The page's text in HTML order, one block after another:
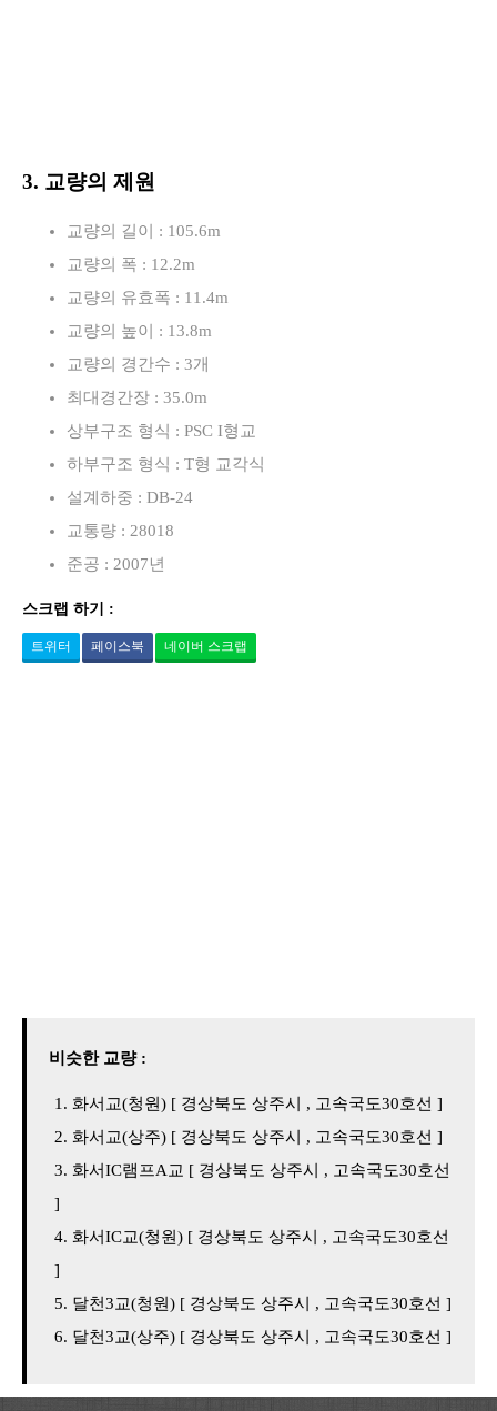
3. 교량의 제원
교량의 길이 : 105.6m
교량의 폭 : 12.2m
교량의 유효폭 : 11.4m
교량의 높이 : 13.8m
교량의 경간수 : 3개
최대경간장 : 35.0m
상부구조 형식 : PSC I형교
하부구조 형식 : T형 교각식
설계하중 : DB-24
교통량 : 28018
준공 : 2007년
스크랩 하기 :
트위터 페이스북 네이버 스크랩
비슷한 교량 :
화서교(청원) [ 경상북도 상주시 , 고속국도30호선 ]
화서교(상주) [ 경상북도 상주시 , 고속국도30호선 ]
화서IC램프A교 [ 경상북도 상주시 , 고속국도30호선
]
화서IC교(청원) [ 경상북도 상주시 , 고속국도30호선
]
달천3교(청원) [ 경상북도 상주시 , 고속국도30호선 ]
달천3교(상주) [ 경상북도 상주시 , 고속국도30호선 ]